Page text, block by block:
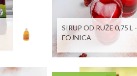
SIRUP OD RUŽE 0,75 L -
FOJNICA